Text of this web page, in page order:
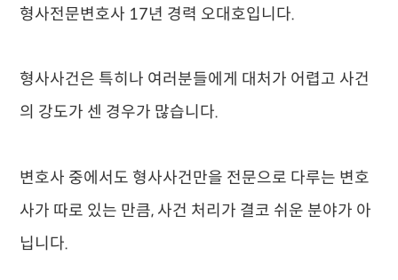
형사전문변호사 17년 경력 오대호입니다.
형사사건은 특히나 여러분들에게 대처가 어렵고 사건
의 강도가 센 경우가 많습니다.
변호사 중에서도 형사사건만을 전문으로 다루는 변호
사가 따로 있는 만큼, 사건 처리가 결코 쉬운 분야가 아
닙니다.